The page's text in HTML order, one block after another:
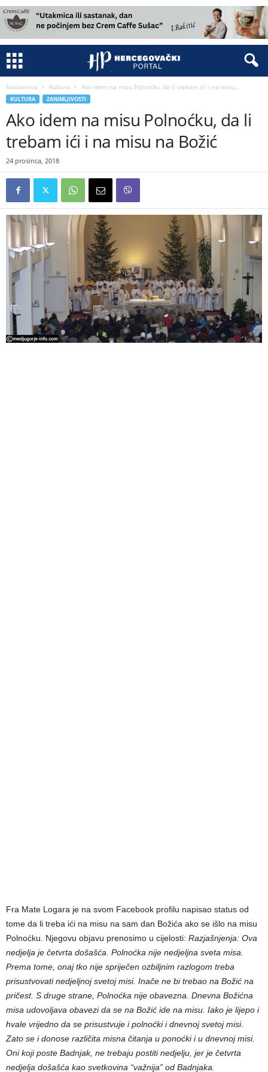
Naslovnica Kultura Ako idem na misu Polnoćku, da li trebam ići i na misu...
KULTURA ZANIMLJIVOSTI
Ako idem na misu Polnoćku, da li
trebam ići i na misu na Božić
24 prosinca, 2018
Fra Mate Logara je na svom Facebook profilu napisao status od
tome da li treba ići na misu na sam dan Božića ako se išlo na misu
Polnoćku. Njegovu objavu prenosimo u cijelosti: Razjašnjenja: Ova
nedjelja je četvrta došašća. Polnoćka nije nedjeljna sveta misa.
Prema tome, onaj tko nije spriječen ozbiljnim razlogom treba
prisustvovati nedjeljnoj svetoj misi. Inače ne bi trebao na Božić na
pričest. S druge strane, Polnoćka nije obavezna. Dnevna Božićna
misa udovoljava obavezi da se na Božić ide na misu. Iako je lijepo i
hvale vrijedno da se prisustvuje i polnoćki i dnevnoj svetoj misi.
Zato se i donose različita misna čitanja u ponoćki i u dnevnoj misi.
Oni koji poste Badnjak, ne trebaju postiti nedjelju, jer je četvrta
nedjelja došašća kao svetkovina “važnija” od Badnjaka.